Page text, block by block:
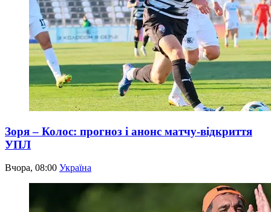
Зоря – Колос: прогноз і анонс матчу-відкриття
УПЛ
Вчора, 08:00 Україна